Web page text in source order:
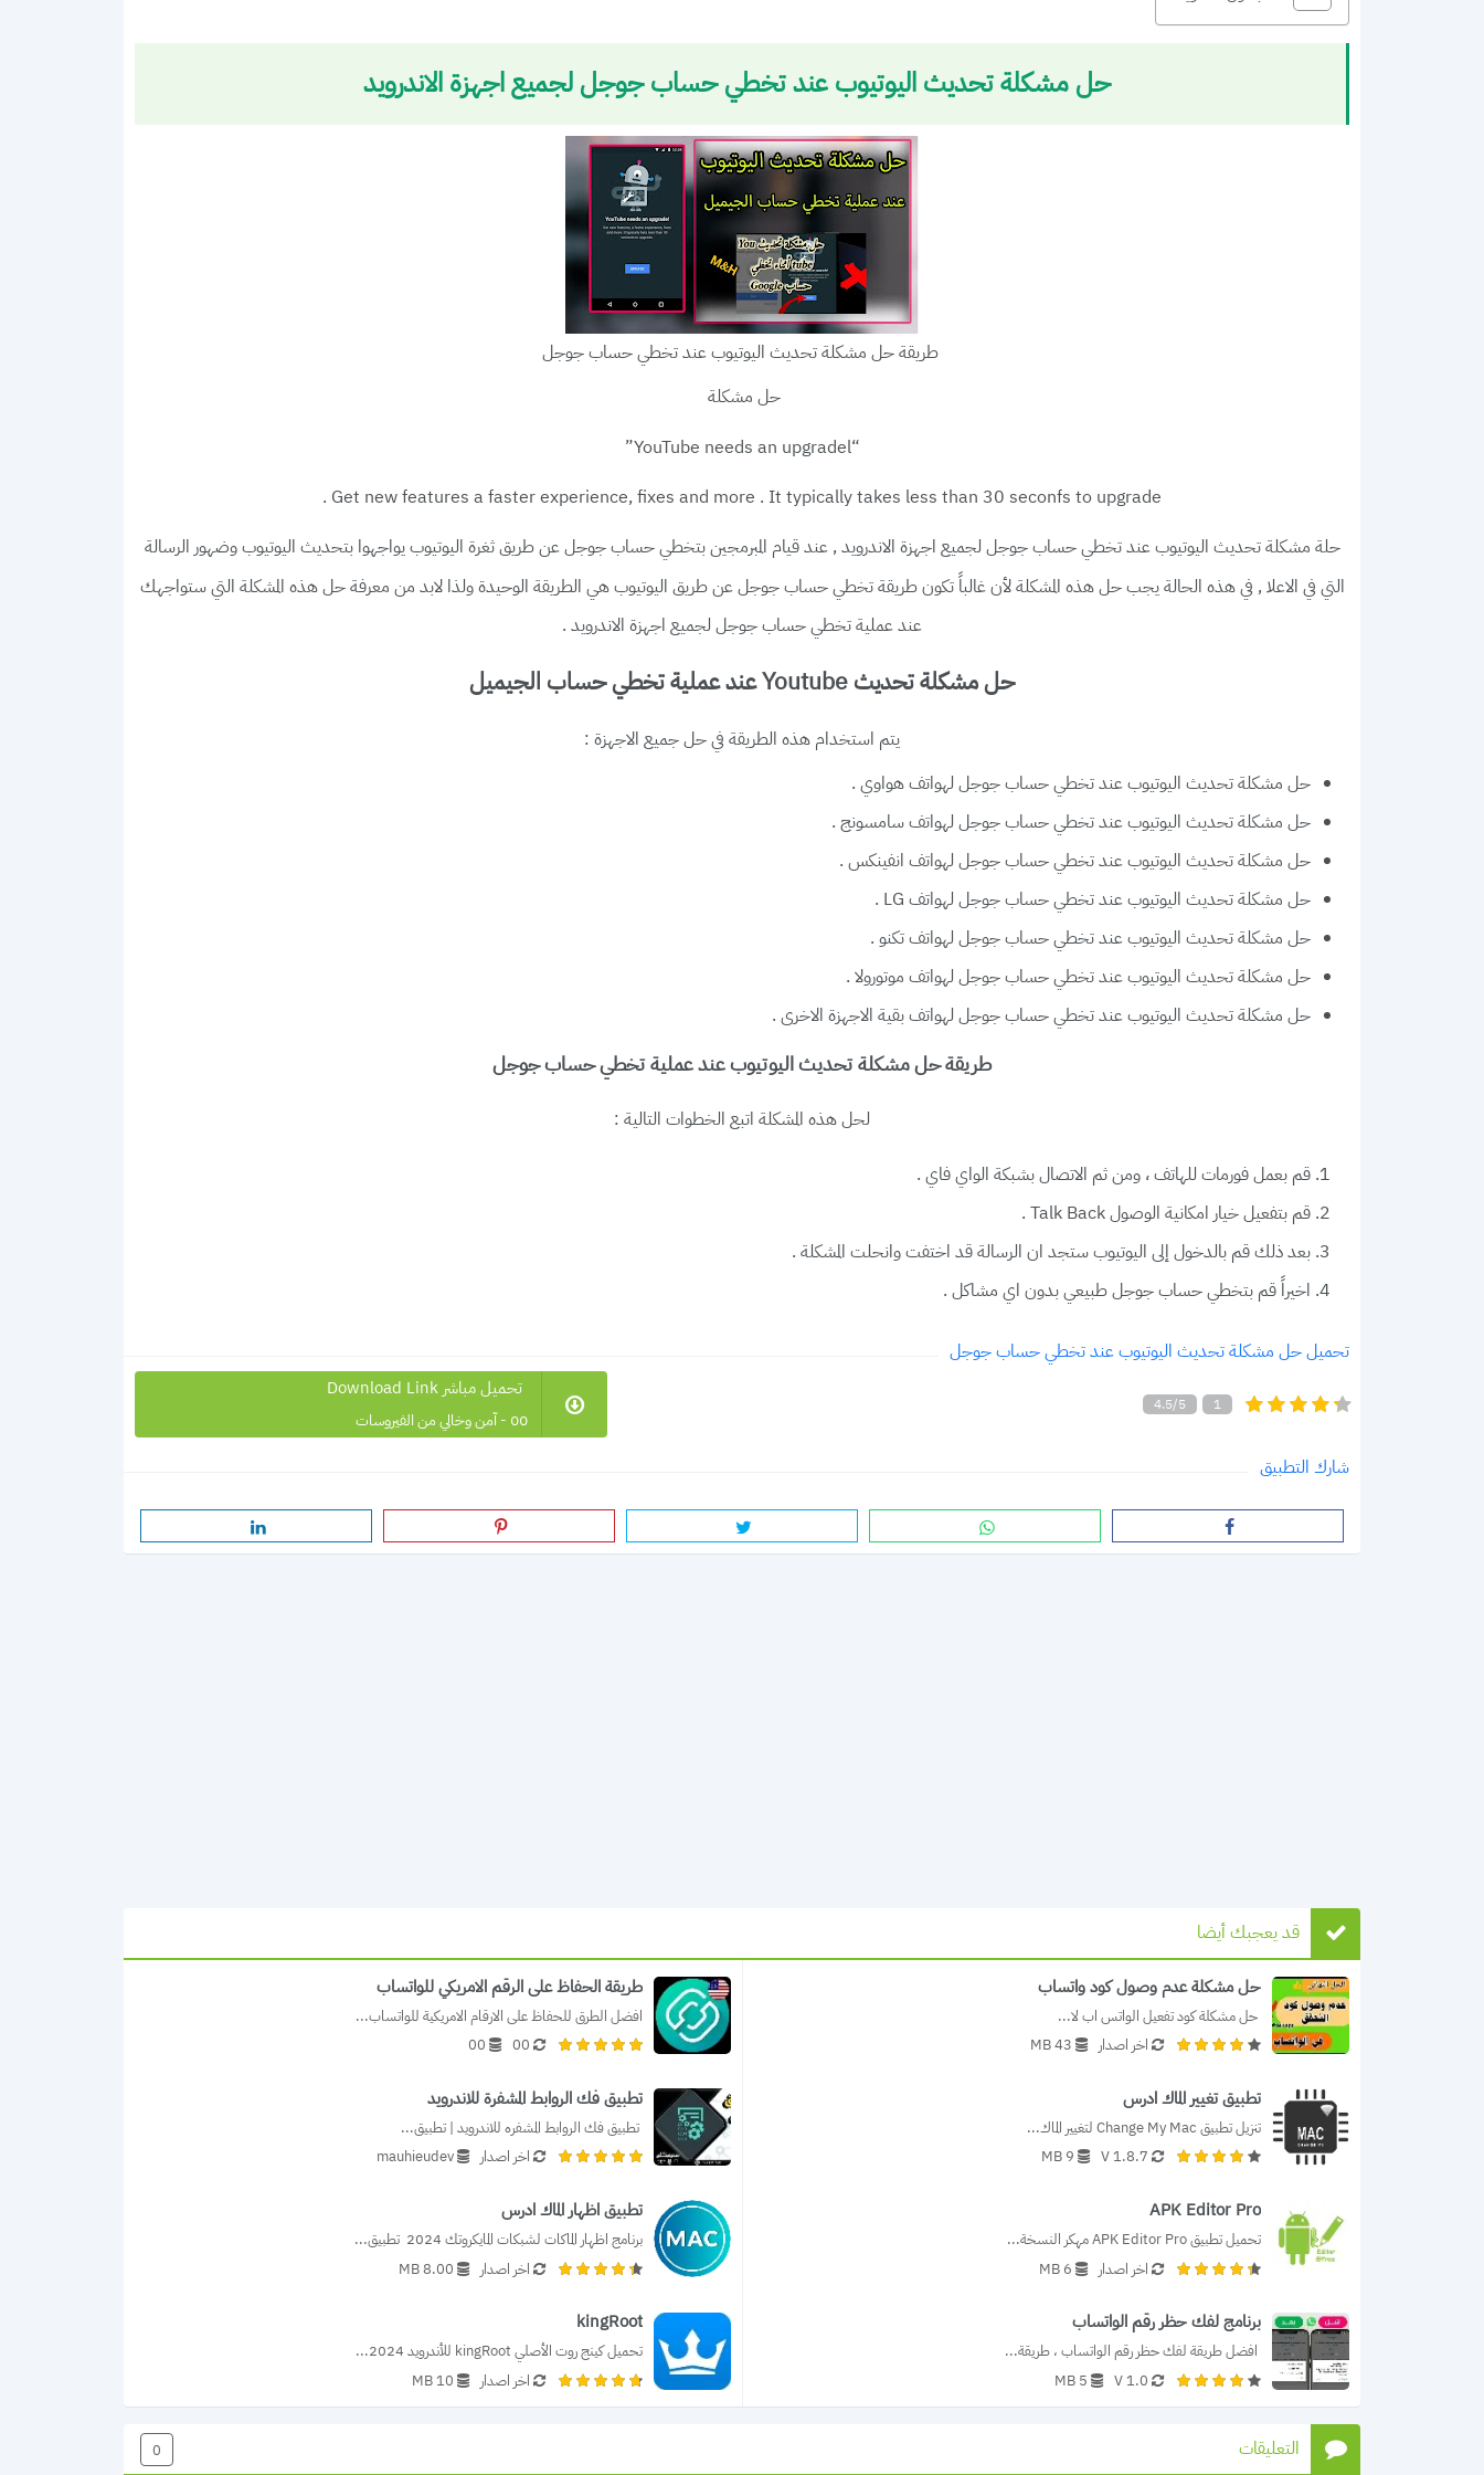
حل مشكلة تحديث اليوتيوب عند تخطي حساب جوجل لجميع اجهزة الاندرويد
طريقة حل مشكلة تحديث اليوتيوب عند تخطي حساب جوجل
حل مشكلة
“YouTube needs an upgradel”
Get new features a faster experience, fixes and more . It typically takes less than 30 seconfs to upgrade .
حلة مشكلة تحديث اليوتيوب عند تخطي حساب جوجل لجميع اجهزة الاندرويد , عند قيام المبرمجين بتخطي حساب جوجل عن طريق ثغرة اليوتيوب يواجهوا بتحديث اليوتيوب وضهور الرسالة
التي في الاعلا , في هذه الحالة يجب حل هذه المشكلة لأن غالباً تكونطريقة تخطي حساب جوجل عن طريق اليوتيوبهي الطريقة الوحيدة ولذا لابد من معرفة حل هذه المشكلة التي ستواجهك
عند عملية تخطي حساب جوجل لجميع اجهزة الاندرويد .
حل مشكلة تحديث Youtube عند عملية تخطي حساب الجيميل
يتم استخدام هذه الطريقة في حل جميع اﻻجهزة :
حل مشكلة تحديث اليوتيوب عند تخطي حساب جوجل لهواتف هواوي .
حل مشكلة تحديث اليوتيوب عند تخطي حساب جوجل لهواتف سامسونج .
حل مشكلة تحديث اليوتيوب عند تخطي حساب جوجل لهواتف انفينكس .
حل مشكلة تحديث اليوتيوب عند تخطي حساب جوجل لهواتف LG .
حل مشكلة تحديث اليوتيوب عند تخطي حساب جوجل لهواتف تكنو .
حل مشكلة تحديث اليوتيوب عند تخطي حساب جوجل لهواتف موتورولا .
حل مشكلة تحديث اليوتيوب عند تخطي حساب جوجل لهواتف بقية الاجهزة الاخرى .
طريقة حل مشكلة تحديث اليوتيوب عند عملية تخطي حساب جوجل
لحل هذه المشكلة اتبع الخطوات التالية :
قم بعمل فورمات للهاتف ، ومن ثم الاتصال بشبكة الواي فاي .
قم بتفعيل خيار امكانية الوصول Talk Back .
بعد ذلك قم بالدخول إلى اليوتيوب ستجد ان الرسالة قد اختفت وانحلت المشكلة .
اخيراً قم بتخطي حساب جوجل طبيعي بدون اي مشاكل .
تحميل حل مشكلة تحديث اليوتيوب عند تخطي حساب جوجل
4.5/5 1
تحميل مباشر Download Link
00 - آمن وخالي من الفيروسات
شارك التطبيق
قد يعجبك أيضا
حل مشكلة عدم وصول كود واتساب
حل مشكلة كود تفعيل الواتس اب لا...
اخر اصدار
43 MB
طريقة الحفاظ على الرقم الامريكي للواتساب
افضل الطرق للحفاظ على الارقام الامريكية للواتساب...
00
00
تطبيق تغيير الماك ادرس
تنزيل تطبيق Change My Mac لتغيير الماك...
1.8.7 V
9 MB
تطبيق فك الروابط المشفرة للاندرويد
تطبيق فك الروابط المشفره للاندرويد | تطبيق...
اخر اصدار
mauhieudev‏
APK Editor Pro
تحميل تطبيق APK Editor Pro مهكر النسخة...
اخر اصدار
6 MB
تطبيق اظهار الماك ادرس
برنامج اظهار الماكات لشبكات المايكروتك 2024  تطبيق...
اخر اصدار
8.00 MB
برنامج لفك حظر رقم الواتساب
افضل طريقة لفك حظر رقم الواتساب ، طريقة...
1.0 V
5 MB
kingRoot
تحميل كينج روت الأصلي kingRoot للأندرويد 2024...
اخر اصدار
10 MB
التعليقات 0